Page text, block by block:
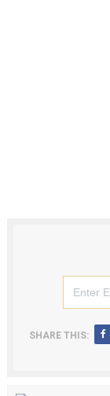
SHARE THIS: